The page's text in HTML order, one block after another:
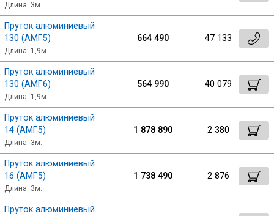
Алюминиевый прокат
Длина: 3м.
Пруток алюминиевый
130 (АМГ5)
Длина: 1,9м.
664 490 47 133
Пруток алюминиевый
130 (АМГ6)
Длина: 1,9м.
564 990 40 079
Пруток алюминиевый
14 (АМГ5)
Длина: 3м.
1 878 890 2 380
Пруток алюминиевый
16 (АМГ5)
Длина: 3м.
1 738 490 2 876
Пруток алюминиевый